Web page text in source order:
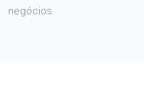
negócios.